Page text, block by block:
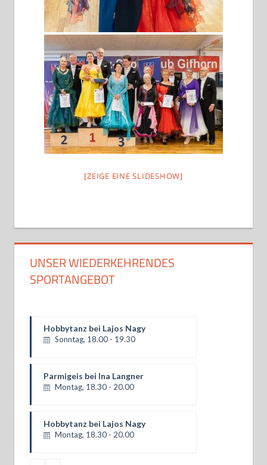
[ZEIGE EINE SLIDESHOW]
UNSER WIEDERKEHRENDES
SPORTANGEBOT
Parmigeis bei Ina Langner
Montag, 18.30 - 20.00
Hobbytanz bei Lajos Nagy
Montag, 18.30 - 20.00
Turniergruppe Basics bei Martina
und Matthias Donners